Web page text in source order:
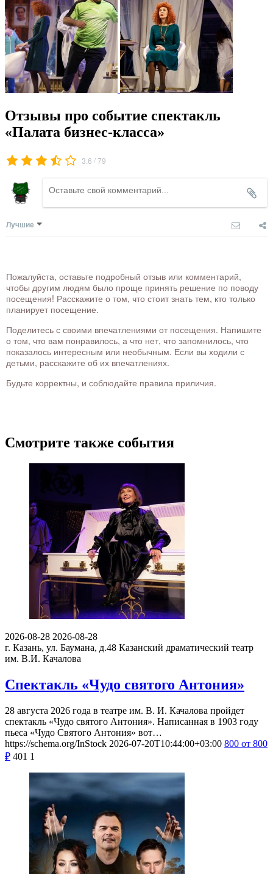
Отзывы про событие спектакль
«Палата бизнес-класса»
3.6 /79
Лучшие
Пожалуйста, оставьте подробный отзыв или комментарий,
чтобы другим людям было проще принять решение по поводу
посещения! Расскажите о том, что стоит знать тем, кто только
планирует посещение.
Поделитесь с своими впечатлениями от посещения. Напишите
о том, что вам понравилось, а что нет, что запомнилось, что
показалось интересным или необычным. Если вы ходили с
детьми, расскажите об их впечатлениях.
Будьте корректны, и соблюдайте правила приличия.
Смотрите также события
2026-08-28 2026-08-28
г. Казань, ул. Баумана, д.48 Казанский драматический театр
им. В.И. Качалова
Спектакль «Чудо святого Антония»
28 августа 2026 года в театре им. В. И. Качалова пройдет
спектакль «Чудо святого Антония». Написанная в 1903 году
пьеса «Чудо Святого Антония» вот…
https://schema.org/InStock 2026-07-20T10:44:00+03:00 800 от 800
₽ 401 1